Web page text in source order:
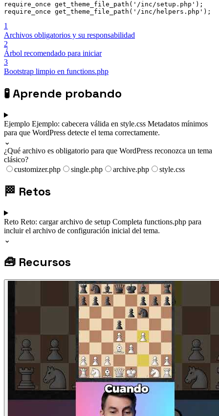
require_once get_theme_file_path('/inc/setup.php');
require_once get_theme_file_path('/inc/helpers.php');
1
Archivos obligatorios y su responsabilidad
2
Árbol recomendado para iniciar
3
Bootstrap limpio en functions.php
🧪Aprende probando
Ejemplo Ejemplo: cabecera válida en style.css Metadatos mínimos
para que WordPress detecte el tema correctamente.
⌄
¿Qué archivo es obligatorio para que WordPress reconozca un tema
clásico?
customizer.php
single.php archive.php style.css
🏁 Retos
Reto Reto: cargar archivo de setup Completa functions.php para
incluir el archivo de configuración inicial del tema.
⌄
🧰 Recursos